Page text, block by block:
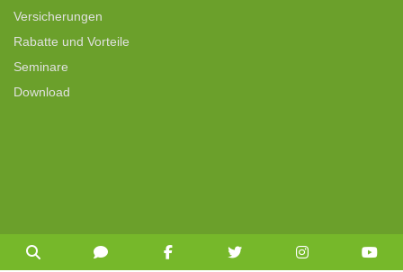
Versicherungen
Rabatte und Vorteile
Seminare
Download